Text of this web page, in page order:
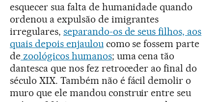
esquecer sua falta de humanidade quando
ordenou a expulsão de imigrantes
irregulares, separando-os de seus filhos, aos
quais depois enjaulou como se fossem parte
dezoológicos humanos; uma cena tão
dantesca que nos fez retroceder ao final do
século XIX. Também não é fácil demolir o
muro que ele mandou construir entre seu